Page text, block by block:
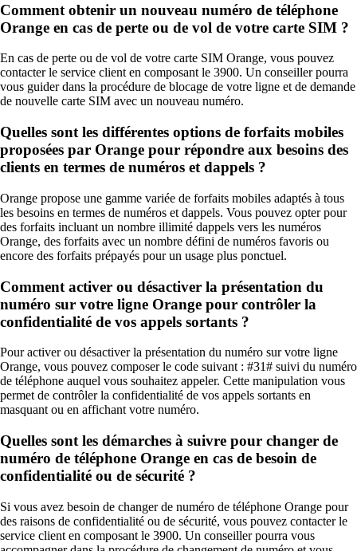
Comment obtenir un nouveau numéro de téléphone
Orange en cas de perte ou de vol de votre carte SIM ?
En cas de perte ou de vol de votre carte SIM Orange, vous pouvez
contacter le service client en composant le 3900. Un conseiller pourra
vous guider dans la procédure de blocage de votre ligne et de demande
de nouvelle carte SIM avec un nouveau numéro.
Quelles sont les différentes options de forfaits mobiles
proposées par Orange pour répondre aux besoins des
clients en termes de numéros et dappels ?
Orange propose une gamme variée de forfaits mobiles adaptés à tous
les besoins en termes de numéros et dappels. Vous pouvez opter pour
des forfaits incluant un nombre illimité dappels vers les numéros
Orange, des forfaits avec un nombre défini de numéros favoris ou
encore des forfaits prépayés pour un usage plus ponctuel.
Comment activer ou désactiver la présentation du
numéro sur votre ligne Orange pour contrôler la
confidentialité de vos appels sortants ?
Pour activer ou désactiver la présentation du numéro sur votre ligne
Orange, vous pouvez composer le code suivant : #31# suivi du numéro
de téléphone auquel vous souhaitez appeler. Cette manipulation vous
permet de contrôler la confidentialité de vos appels sortants en
masquant ou en affichant votre numéro.
Quelles sont les démarches à suivre pour changer de
numéro de téléphone Orange en cas de besoin de
confidentialité ou de sécurité ?
Si vous avez besoin de changer de numéro de téléphone Orange pour
des raisons de confidentialité ou de sécurité, vous pouvez contacter le
service client en composant le 3900. Un conseiller pourra vous